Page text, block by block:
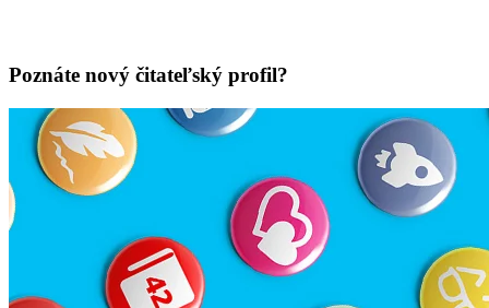
Poznáte nový čitateľský profil?